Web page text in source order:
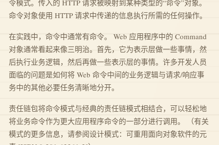
令模式。传入的 HTTP 请求被映射到某种类型的“命令”对象。
命令对象使用 HTTP 请求中传递的信息执行所需的任何操作。
在实践中，命令中通常有命令。 Web 应用程序中的 Command
对象通常看起来像三明治。首先，它为表示层做一些事情，然
后执行业务逻辑，然后再做一些表示层的事情。许多开发人员
面临的问题是如何将 Web 命令中间的业务逻辑与请求/响应事
务中的其他必要任务清晰地分开。
责任链包将命令模式与经典的责任链模式相结合，可以轻松地
将业务命令作为更大应用程序命令的一部分进行调用。 （有关
模式的更多信息，请参阅设计模式：可重用面向对象软件的元